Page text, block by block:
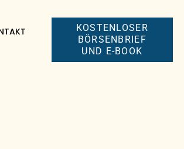
KOSTENLOSER
BÖRSENBRIEF
UND E-BOOK